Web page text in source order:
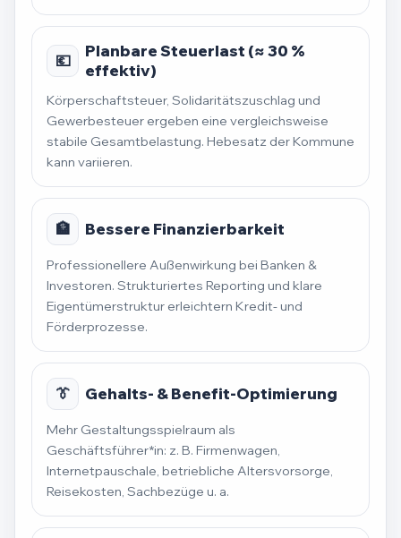
💶
Planbare Steuerlast (≈ 30 %
effektiv)
Körperschaftsteuer, Solidaritätszuschlag und
Gewerbesteuer ergeben eine vergleichsweise
stabile Gesamtbelastung. Hebesatz der Kommune
kann variieren.
🏦 Bessere Finanzierbarkeit
Professionellere Außenwirkung bei Banken &
Investoren. Strukturiertes Reporting und klare
Eigentümerstruktur erleichtern Kredit- und
Förderprozesse.
👔 Gehalts- & Benefit-Optimierung
Mehr Gestaltungsspielraum als
Geschäftsführer*in: z. B. Firmenwagen,
Internetpauschale, betriebliche Altersvorsorge,
Reisekosten, Sachbezüge u. a.